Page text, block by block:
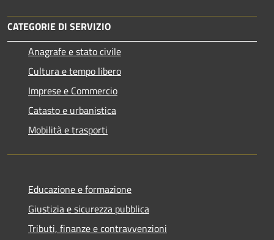
CATEGORIE DI SERVIZIO
Anagrafe e stato civile
Cultura e tempo libero
Imprese e Commercio
Catasto e urbanistica
Mobilità e trasporti
Educazione e formazione
Giustizia e sicurezza pubblica
Tributi, finanze e contravvenzioni